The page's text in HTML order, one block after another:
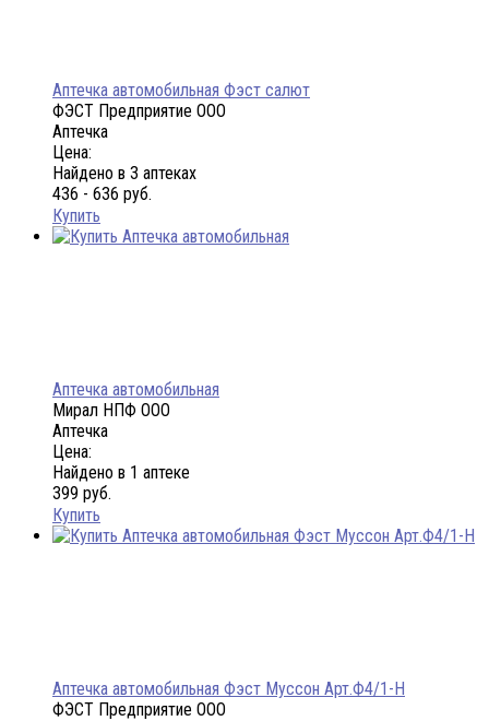
Аптечка автомобильная Фэст салют
ФЭСТ Предприятие ООО
Аптечка
Цена:
Найдено в 3 аптеках
436 - 636 руб.
Купить
Аптечка автомобильная
Мирал НПФ ООО
Аптечка
Цена:
Найдено в 1 аптеке
399 руб.
Купить
Аптечка автомобильная Фэст Муссон Арт.Ф4/1-Н
ФЭСТ Предприятие ООО